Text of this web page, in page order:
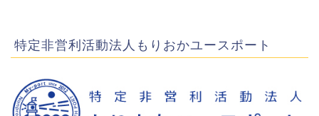
特定非営利活動法人もりおかユースポート